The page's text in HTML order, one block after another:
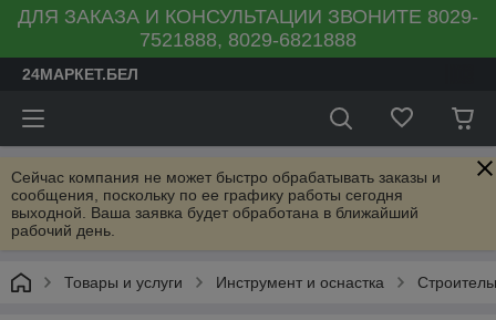
ДЛЯ ЗАКАЗА И КОНСУЛЬТАЦИИ ЗВОНИТЕ 8029-
7521888, 8029-6821888
24МАРКЕТ.БЕЛ
Сейчас компания не может быстро обрабатывать заказы и
сообщения, поскольку по ее графику работы сегодня
выходной. Ваша заявка будет обработана в ближайший
рабочий день.
Товары и услуги Инструмент и оснастка